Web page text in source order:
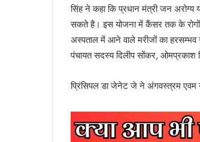
सिंह ने कहा कि प्रधान मंत्री जन
सकते है। इस योजना में कैंसर तक के
अस्पताल में आने वाले मरीजों का
पंचायत सदस्य दिलीप सोंकर, ओमप्रकाश
प्रिंसिपल डा जेनेट जे ने अंगवस्त्रम एवम